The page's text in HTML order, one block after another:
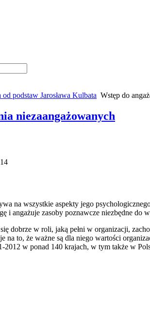
od podstaw Jarosława Kulbata Wstęp do
niezaangażowanych
na wszystkie aspekty jego
i angażuje zasoby poznawcze niezbędne do
dobrze w roli, jaką pełni w organizacji,
na to, że ważne są dla niego wartości
2012 w ponad 140 krajach, w tym także w